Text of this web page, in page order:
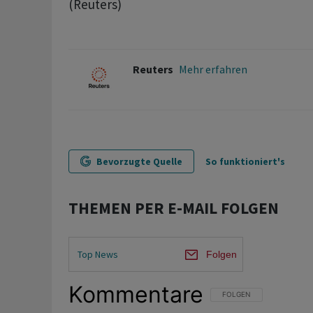
(Reuters)
Reuters Mehr erfahren
Bevorzugte Quelle So funktioniert's
THEMEN PER E-MAIL FOLGEN
Top News Folgen
Kommentare FOLGE DIESER
FOLGEN